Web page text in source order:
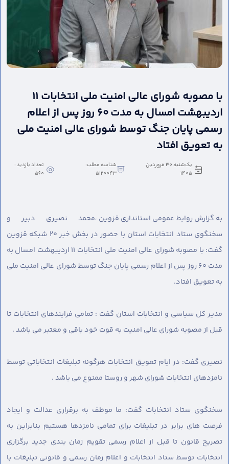
با مصوبه شورای عالی امنیت ملی انتخابات ۱۱
اردیبهشت امسال به مدت ۶۰ روز پس از اعلام
رسمی پایان جنگ توسط شورای عالی امنیت ملی
به تعویق افتاد
یک‌شنبه 30 فروردین
1405
شناسه مطلب:
5120043
تعداد بازدید :
560
به گزارش روابط عمومی استانداری قزوین ،محمد نصیری دبیر و
سخنگوی ستاد انتخابات استان با حضور در بخش خبر ۲۰ شبکه قزوین
گفت: با مصوبه شورای عالی امنیت ملی انتخابات ۱۱ اردیبهشت امسال به
مدت ۶۰ روز پس از اعلام رسمی پایان جنگ توسط شورای عالی امنیت ملی
به تعویق افتاد.
مدیر کل سیاسی و انتخابات استان گفت : تمامی فرایندهای انتخابات تا
قبل از مصوبه شورای عالی امنیت به قوت خود باقی و معتبر می باشد .
نصیری گفت: در ایام تعویق انتخابات هرگونه تبلیغات انتخاباتی توسط
نامزدهای انتخابات شورای شهر و روستا ممنوع می باشد .
سخنگوی ستاد انتخابات گفت: ما موظف به برقراری عدالت و ایجاد
فرصت های برابر در تبلیغات برای تمامی نامزدها هستیم بنابراین به
تصریح قانون تا قبل از اعلام رسمی تقویم زمان بندی جدید برگزاری
انتخابات توسط ستاد انتخابات و اعلام زمان رسمی و قانونی تبلیغات با